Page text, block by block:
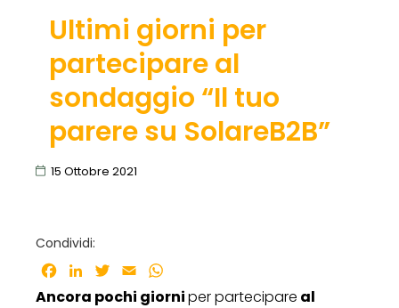
Ultimi giorni per
partecipare al
sondaggio “Il tuo
parere su SolareB2B”
15 Ottobre 2021
Condividi:
Facebook
LinkedInTwitter
Email
Ancora pochi giorniper partecipare al